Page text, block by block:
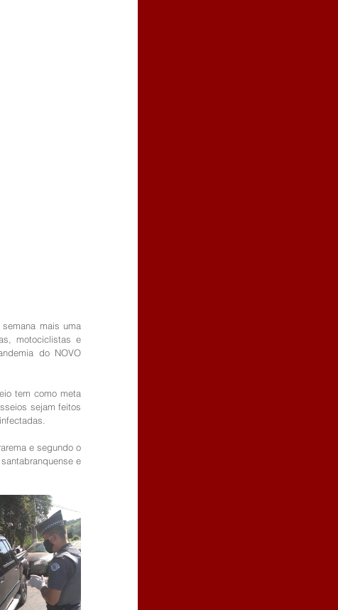
mais uma
motociclistas e
do NOVO
tem como meta
sejam feitos
e segundo o
e